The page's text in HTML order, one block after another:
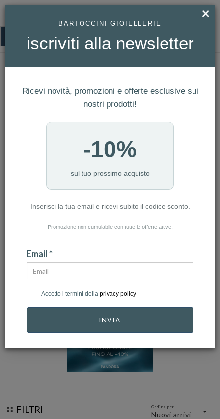
PANDORA
PUOI TROVARE I GIOIELLI PANDORA, IN
VENDITA ESCLUSIVAMENTE, NEI PUNTI
VENDITA DI
PERUGIA CENTRO - Via Fani,2
SANTA MARIA DEGLI ANGELI - c.c. Le
GUALDO TADINO - c.c. Porta Nova,
Umbra, Via Flaminia Km 147
BOLOGNA - c.c. Centrolame, Via Marco
Polo, 3
FILTRI Ordina per
Nuovi arrivi
×
BARTOCCINI GIOIELLERIE
iscriviti alla newsletter
Ricevi novità, promozioni e offerte esclusive sui
nostri prodotti!
-10%
sul tuo prossimo acquisto
Inserisci la tua email e ricevi subito il codice sconto.
Promozione non cumulabile con tutte le offerte attive.
Email *
Accetto i termini della privacy policy
INVIA